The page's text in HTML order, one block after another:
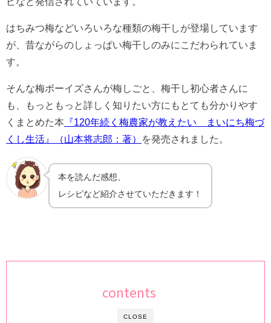
はちみつ梅などいろいろな種類の梅干しが登場しています
が、昔ながらのしょっぱい梅干しのみにこだわられていま
す。
そんな梅ボーイズさんが梅しごと、梅干し初心者さんに
も、もっともっと詳しく知りたい方にもとても分かりやす
くまとめた本 『120年続く梅農家が教えたい まいにち梅づ
くし生活』（山本将志郎：著）
を発売されました。
本を読んだ感想、
レシピなど紹介させていただきます！
CLOSE
contents